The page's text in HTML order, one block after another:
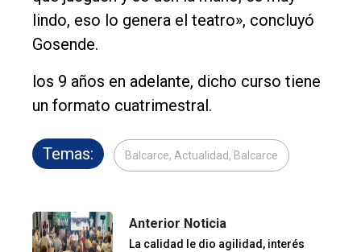
lindo, eso lo genera el teatro», concluyó
Gosende.
los 9 años en adelante, dicho curso tiene
un formato cuatrimestral.
Temas: Balcarce, Actualidad, Balcarce
Anterior Noticia
La calidad le dio agilidad, interés